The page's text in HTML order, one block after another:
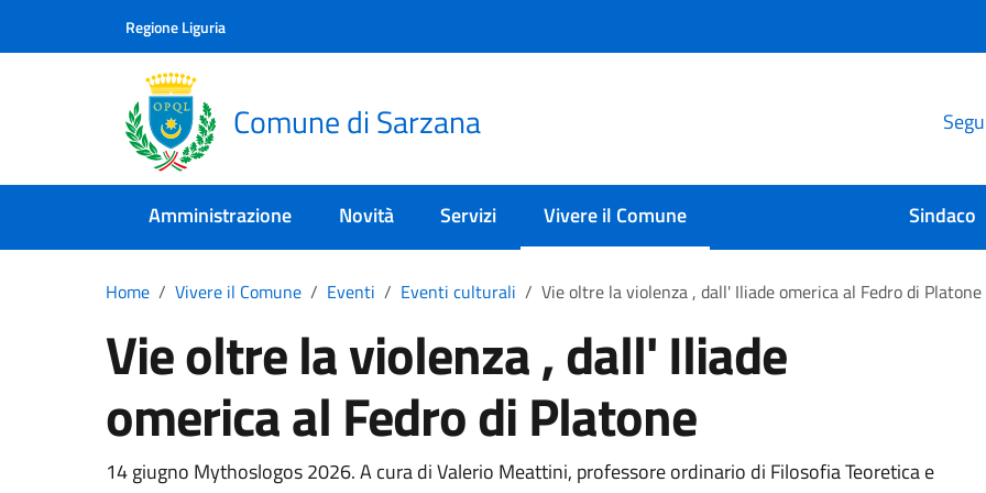
Regione Liguria
Comune di Sarzana
Amministrazione Novità Servizi Vivere il Comune Sindaco
Home Vivere il Comune Eventi Eventi culturali Vie oltre la violenza , dall' Iliade omerica al Fedro di Platone
Vie oltre la violenza , dall' Iliade
omerica al Fedro di Platone
14 giugno Mythoslogos 2026. A cura di Valerio Meattini, professore ordinario di Filosofia Teoretica e